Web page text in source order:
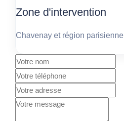
Zone d'intervention
Chavenay et région parisienne